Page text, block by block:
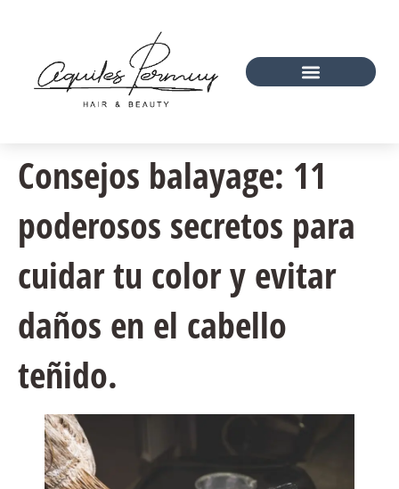
Consejos balayage: 11
poderosos secretos para
cuidar tu color y evitar
daños en el cabello
teñido.